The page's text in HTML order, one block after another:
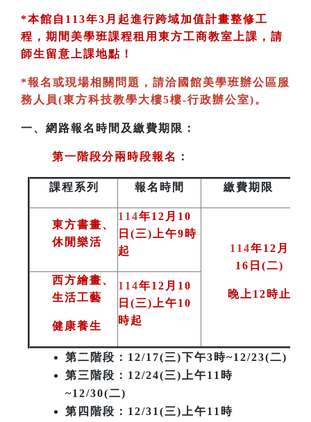
*本館自113年3月起進行跨域加值計畫整修工
程，期間美學班課程租用東方工商教室
上課，請
師生留意上課地點！
*報名或現場相關問題，請洽國館美學班辦公區服
務人員(東方科技教學大樓5樓-行政辦公室)。
一、 網路報名時間及繳費期限：
第一階段分兩時段報名 ：
課程系列 報名時間 繳費期限
東方書畫、
休閒樂活
114年12月10
日(三)上午9時
起
114年12月
16日(二)
晚上12時止
西方繪畫、
生活工藝
健康養生
114年12月10
日(三)上午10
時起
第二階段 ：12/17(三)下午3時~12/23(二)
第三階段 ：12/24(三)上午11時
~12/30(二)
第四階段：12/31(三)上午11時